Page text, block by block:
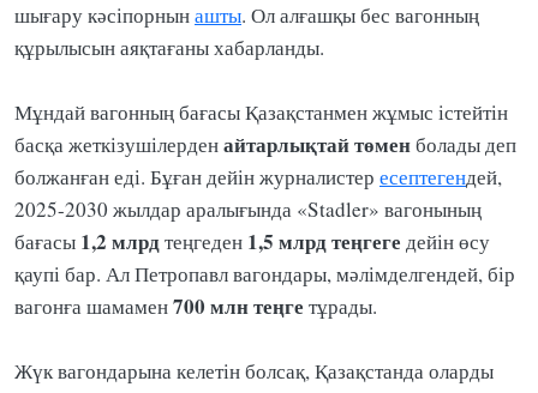
шығару кәсіпорнынашты. Ол алғашқы бес вагонның
құрылысын аяқтағаны хабарланды.
Мұндай вагонның бағасы Қазақстанмен жұмыс істейтін
басқа жеткізушілерденайтарлықтайтөменболады деп
болжанған еді. Бұған дейін журналистер есептегендей,
2025-2030 жылдар аралығында «Stadler» вагонының
бағасы 1,2 млрдтеңгеден 1,5 млрд теңгеге дейін өсу
қаупі бар. Ал Петропавл вагондары, мәлімделгендей, бір
вагонға шамамен700 млн теңге тұрады.
Жүк вагондарына келетін болсақ, Қазақстанда оларды